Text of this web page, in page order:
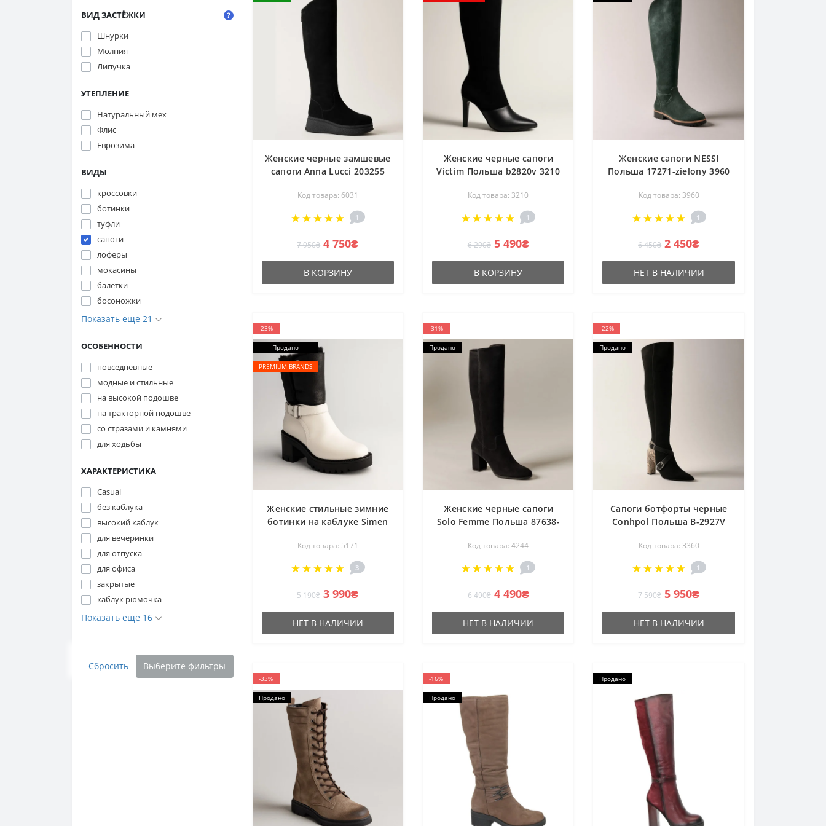
ВИД ЗАСТЁЖКИ
Шнурки
Молния
Липучка
УТЕПЛЕНИЕ
Натуральный мех
Флис
Еврозима
ВИДЫ
кроссовки
ботинки
туфли
сапоги
лоферы
мокасины
балетки
босоножки
Показать еще 21
ОСОБЕННОСТИ
повседневные
модные и стильные
на высокой подошве
на тракторной подошве
со стразами и камнями
для ходьбы
ХАРАКТЕРИСТИКА
Casual
без каблука
высокий каблук
для вечеринки
для отпуска
для офиса
закрытые
каблук рюмочка
Показать еще 16
Сбросить Выберите фильтры
Женские черные замшевые
сапоги Anna Lucci 203255
платформе, с утеплением
Код товара: 6031
1
7 950₴ 4 750₴
В КОРЗИНУ
Женские черные сапоги
Victim Польша b2820v 3210
Код товара: 3210
1
6 290₴ 5 490₴
В КОРЗИНУ
Женские сапоги NESSI
Польша 17271-zielony 3960
Код товара: 3960
1
6 450₴ 2 450₴
НЕТ В НАЛИЧИИ
-23%
Продано
PREMIUM BRANDS
Женские стильные зимние
ботинки на каблуке Simen
кожи нубука 37 размер со
скидкой от польской
фабрики
Код товара: 5171
3
5 190₴ 3 990₴
НЕТ В НАЛИЧИИ
-31%
Продано
Женские черные сапоги
Solo Femme Польша 87638-
Код товара: 4244
1
6 490₴ 4 490₴
НЕТ В НАЛИЧИИ
-22%
Продано
Сапоги ботфорты черные
Conhpol Польша B-2927V
Код товара: 3360
1
7 590₴ 5 950₴
НЕТ В НАЛИЧИИ
-33%
Продано
-16%
Продано
Продано